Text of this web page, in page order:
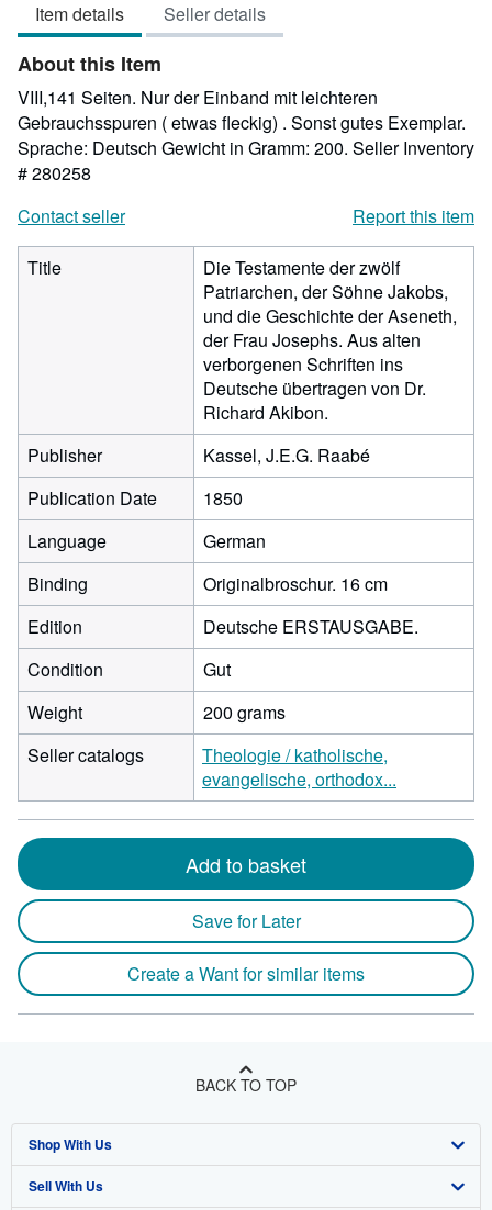
Item details Seller details
About this Item
VIII,141 Seiten. Nur der Einband mit leichteren
Gebrauchsspuren ( etwas fleckig) . Sonst gutes Exemplar.
Sprache: Deutsch Gewicht in Gramm: 200. Seller Inventory
# 280258
Contact seller
Report this item
Title
Die Testamente der zwölf
Patriarchen, der Söhne Jakobs,
und die Geschichte der Aseneth,
der Frau Josephs. Aus alten
verborgenen Schriften ins
Deutsche übertragen von Dr.
Richard Akibon.
Publisher
Kassel, J.E.G. Raabé
Publication Date
1850
Language
German
Binding
Originalbroschur. 16 cm
Edition
Deutsche ERSTAUSGABE.
Condition
Gut
Weight
200 grams
Seller catalogs
Theologie / katholische,
evangelische, orthodox...
Add to basket
Save for Later
Create a Want for similar items
BACK TO TOP
Shop With Us
Advanced Search
Sell With Us